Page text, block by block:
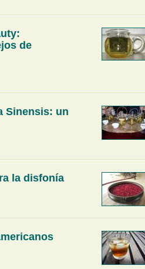
de
Sinensis: un
la disfonía